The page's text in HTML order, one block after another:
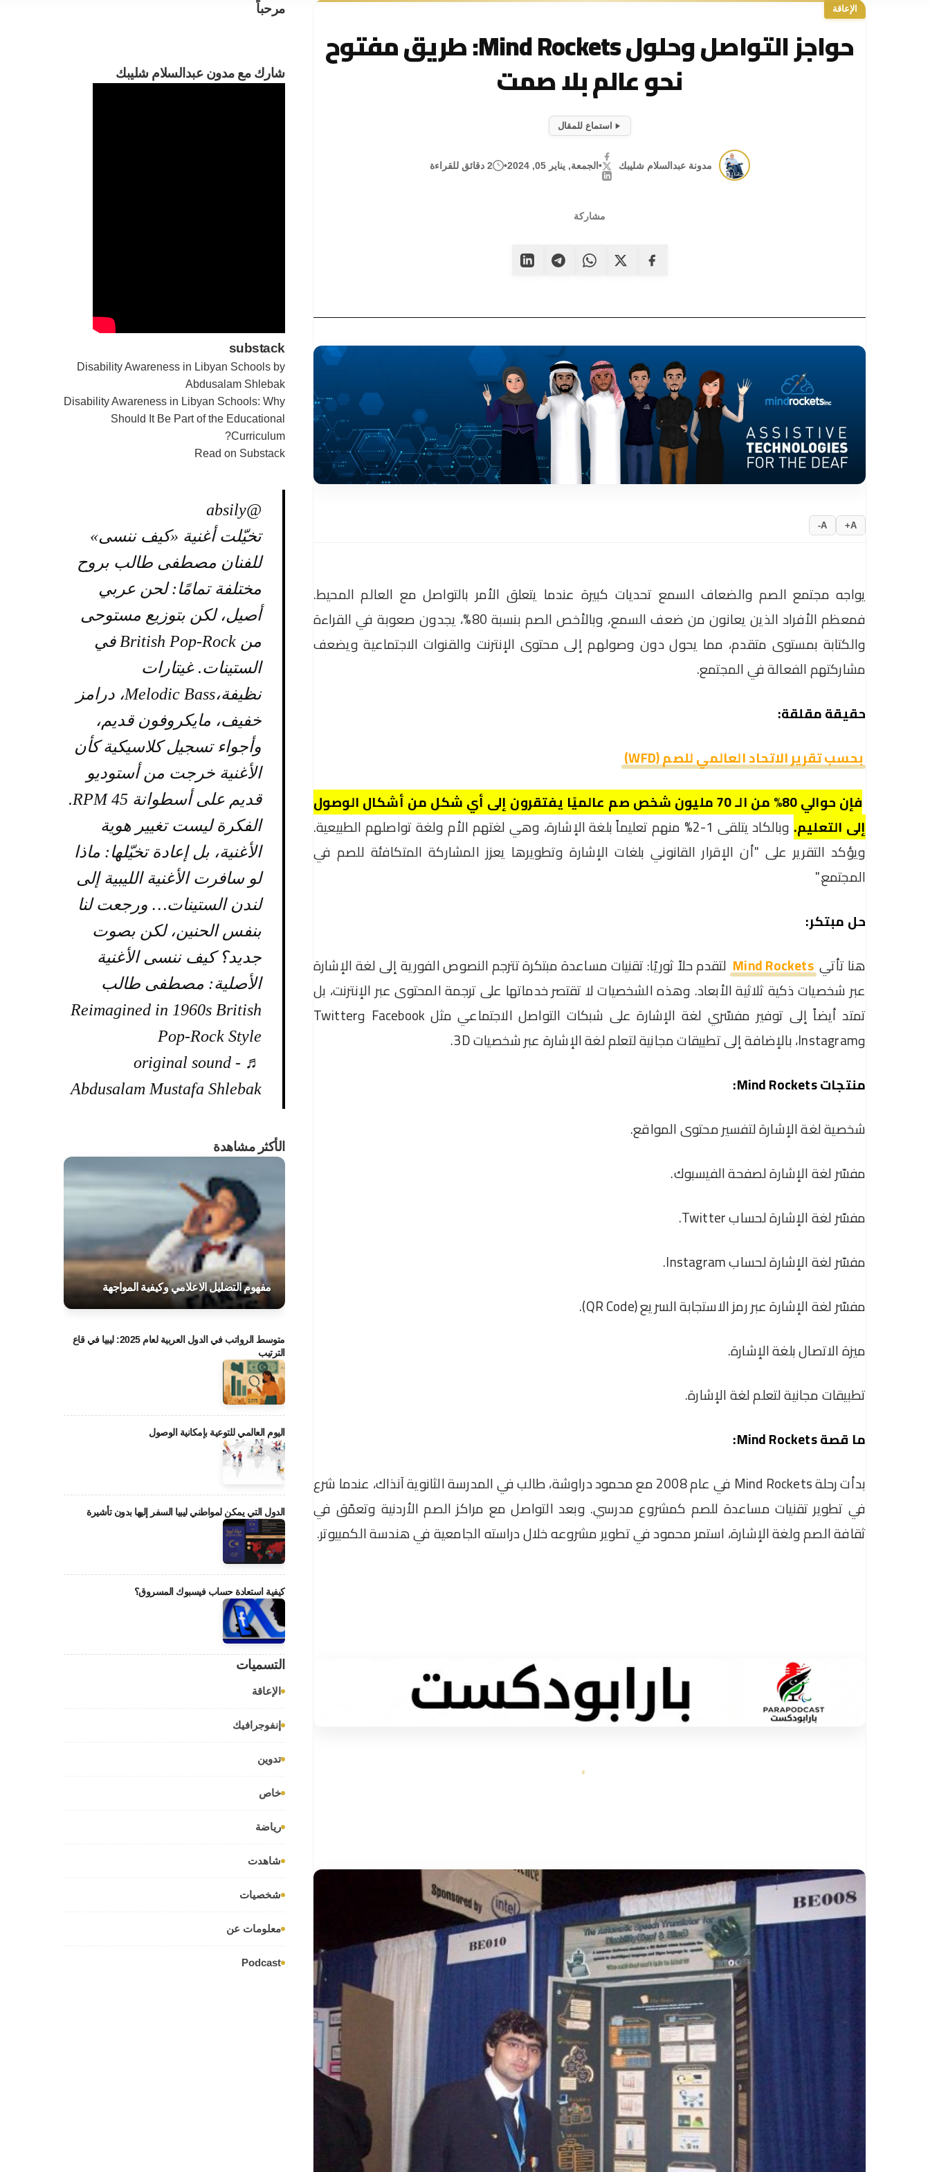
الإعاقة
حواجز التواصل وحلول Mind Rockets: طريق مفتوح
نحو عالم بلا صمت
استماع للمقال
مدونة عبدالسلام شليبك •الجمعة, يناير 05, 2024 • 2 دقائق للقراءة
مشاركة
A+
A-
يواجه مجتمع الصم والضعاف السمع تحديات كبيرة عندما يتعلق الأمر بالتواصل مع العالم المحيط.
فمعظم الأفراد الذين يعانون من ضعف السمع، وبالأخص الصم بنسبة 80%، يجدون صعوبة في القراءة
والكتابة بمستوى متقدم، مما يحول دون وصولهم إلى محتوى الإنترنت والقنوات الاجتماعية ويضعف
مشاركتهم الفعالة في المجتمع.
حقيقة مقلقة:
بحسب تقرير الاتحاد العالمي للصم (WFD)
فإن حوالي 80% من الـ 70 مليون شخص صم عالميًا يفتقرون إلى أي شكل من أشكال الوصول
إلى التعليم.
وبالكاد يتلقى 1-2% منهم تعليماً بلغة الإشارة، وهي لغتهم الأم ولغة تواصلهم الطبيعية.
ويؤكد التقرير على "أن الإقرار القانوني بلغات الإشارة وتطويرها يعزز المشاركة المتكافئة للصم في
المجتمع."
حل مبتكر:
هنا تأتي Mind Rockets لتقدم حلاً ثوريًا: تقنيات مساعدة مبتكرة تترجم النصوص الفورية إلى لغة الإشارة
عبر شخصيات ذكية ثلاثية الأبعاد. وهذه الشخصيات لا تقتصر خدماتها على ترجمة المحتوى عبر الإنترنت، بل
تمتد أيضاً إلى توفير مفسّري لغة الإشارة على شبكات التواصل الاجتماعي مثل Facebook وTwitter
وInstagram، بالإضافة إلى تطبيقات مجانية لتعلم لغة الإشارة عبر شخصيات 3D.
منتجات Mind Rockets:
شخصية لغة الإشارة لتفسير محتوى المواقع.
مفسّر لغة الإشارة لصفحة الفيسبوك.
مفسّر لغة الإشارة لحساب Twitter.
مفسّر لغة الإشارة لحساب Instagram.
مفسّر لغة الإشارة عبر رمز الاستجابة السريع (QR Code).
ميزة الاتصال بلغة الإشارة.
تطبيقات مجانية لتعلم لغة الإشارة.
ما قصة Mind Rockets:
بدأت رحلة Mind Rockets في عام 2008 مع محمود دراوشة، طالب في المدرسة الثانوية آنذاك، عندما شرع
في تطوير تقنيات مساعدة للصم كمشروع مدرسي. وبعد التواصل مع مراكز الصم الأردنية وتعمّق في
ثقافة الصم ولغة الإشارة، استمر محمود في تطوير مشروعه خلال دراسته الجامعية في هندسة الكمبيوتر.
مرحباً
شارك مع مدون عبدالسلام شليبك
substack
Disability Awareness in Libyan Schools by
Abdusalam Shlebak
Disability Awareness in Libyan Schools: Why
Should It Be Part of the Educational
Curriculum?
Read on Substack
@absily
تخيّلت أغنية «كيف ننسى»
للفنان مصطفى طالب بروح
مختلفة تمامًا: لحن عربي
أصيل، لكن بتوزيع مستوحى
من British Pop-Rock في
الستينات. غيتارات
نظيفة،Melodic Bass، درامز
خفيف، مايكروفون قديم،
وأجواء تسجيل كلاسيكية كأن
الأغنية خرجت من أستوديو
قديم على أسطوانة 45 RPM.
الفكرة ليست تغيير هوية
الأغنية، بل إعادة تخيّلها: ماذا
لو سافرت الأغنية الليبية إلى
لندن الستينات… ورجعت لنا
بنفس الحنين، لكن بصوت
جديد؟ كيف ننسى الأغنية
الأصلية: مصطفى طالب
Reimagined in 1960s British
Pop-Rock Style
♬ original sound -
Abdusalam Mustafa Shlebak
الأكثر مشاهدة
مفهوم التضليل الاعلامي وكيفية المواجهة
متوسط الرواتب في الدول العربية لعام 2025: ليبيا في قاع
الترتيب
اليوم العالمي للتوعية بإمكانية الوصول
الدول التي يمكن لمواطني ليبيا السفر إليها بدون تأشيرة
كيفية استعادة حساب فيسبوك المسروق؟
التسميات
الإعاقة
إنفوجرافيك
تدوين
خاص
رياضة
شاهدت
شخصيات
معلومات عن
Podcast